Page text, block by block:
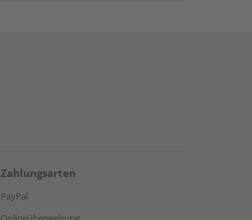
Zahlungsarten
PayPal